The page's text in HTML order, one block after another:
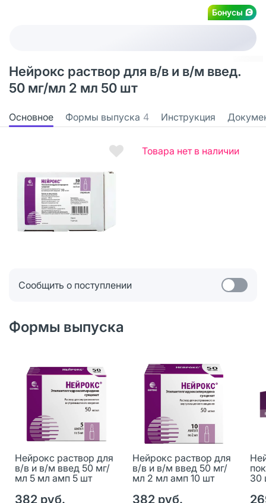
Бонусы
Нейрокс раствор для в/в и в/м введ.
50 мг/мл 2 мл 50 шт
Основное Формы выпуска 4 Инструкция
Товара нет в наличии
Сообщить о поступлении
Формы выпуска
Нейрокс раствор для
в/в и в/м введ 50 мг/
мл 5 мл амп 5 шт
382 руб.
Нейрокс раствор для
в/в и в/м введ 50 мг/
мл 2 мл амп 10 шт
382 руб.
30